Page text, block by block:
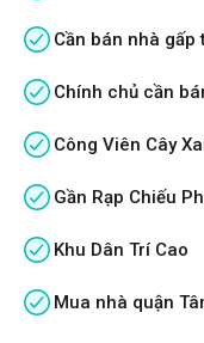
Cần bán nhà gấp
Chính chủ cần
Công Viên Cây
Gần Rạp Chiếu
Khu Dân Trí Cao
Mua nhà quận